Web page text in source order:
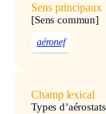
Sens principaux
[Sens commun]
aéronef
Champ lexical
Types d’aérostats